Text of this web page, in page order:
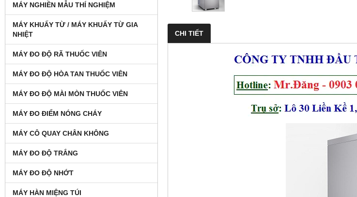
MÁY NGHIỀN MẪU THÍ NGHIỆM
MÁY KHUẤY TỪ / MÁY KHUẤY TỪ GIA
NHIỆT
MÁY ĐO ĐỘ RÃ THUỐC VIÊN
MÁY ĐO ĐỘ HÒA TAN THUỐC VIÊN
MÁY ĐO ĐỘ MÀI MÒN THUỐC VIÊN
MÁY ĐO ĐIỂM NÓNG CHÁY
MÁY CÔ QUAY CHÂN KHÔNG
MÁY ĐO ĐỘ TRẮNG
MÁY ĐO ĐỘ NHỚT
MÁY HÀN MIỆNG TÚI
CHI TIẾT